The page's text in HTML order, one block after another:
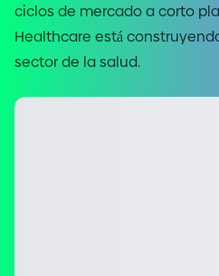
ciclos de mercado a corto
Healthcare está
sector de la salud.